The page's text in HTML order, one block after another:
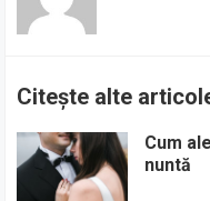
Citește alte
Cum
nuntă